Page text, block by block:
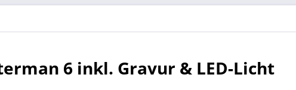
6 inkl. Gravur & LED-Licht